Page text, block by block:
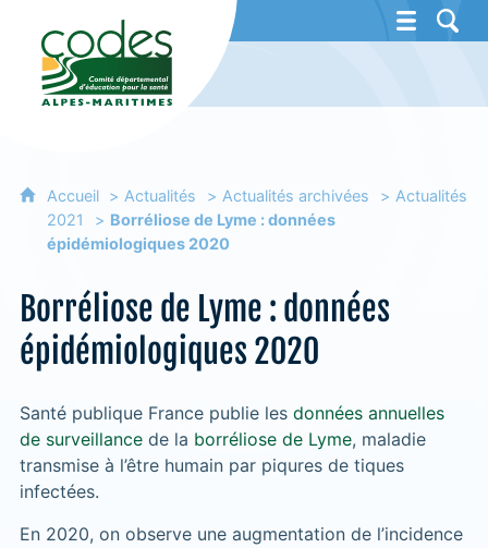
CoDES 06 - Comité départemental
Accueil Actualités Actualités archivées
Actualités
2021
Borréliose de Lyme : données
épidémiologiques 2020
Borréliose de Lyme : données
épidémiologiques 2020
Santé publique France publie les données annuelles
de surveillancede la borréliose de Lyme, maladie
transmise à l’être humain par piqures de tiques
infectées.
En 2020, on observe une augmentation de l’incidence